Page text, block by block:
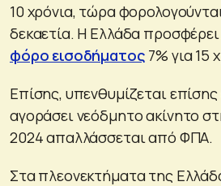
10 χρόνια, τώρα
δεκαετία. Η Ελλάδα
φόρο εισοδήματος 7% για 15
Επίσης, υπενθυμίζεται
αγοράσει νεόδμητο ακίνητο
2024 απαλλάσσεται από ΦΠΑ.
Στα πλεονεκτήματα της